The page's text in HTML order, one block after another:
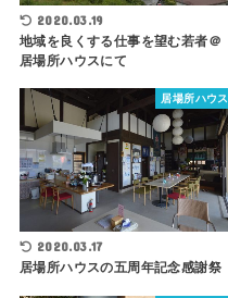
2020.03.19
地域を良くする仕事を望む若者＠
居場所ハウスにて
居場所ハウス
2020.03.17
居場所ハウスの五周年記念感謝祭